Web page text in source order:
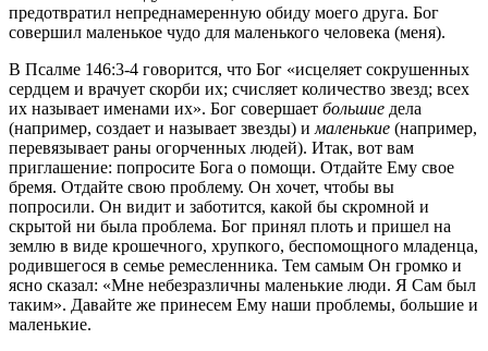
предотвратил непреднамеренную обиду моего друга. Бог
совершил маленькое чудо для маленького человека (меня).
В Псалме 146:3-4 говорится, что Бог «исцеляет сокрушенных
сердцем и врачует скорби их; счисляет количество звезд; всех
их называет именами их». Бог совершает большие дела
(например, создает и называет звезды) и маленькие (например,
перевязывает раны огорченных людей). Итак, вот вам
приглашение: попросите Бога о помощи. Отдайте Ему свое
бремя. Отдайте свою проблему. Он хочет, чтобы вы
попросили. Он видит и заботится, какой бы скромной и
скрытой ни была проблема. Бог принял плоть и пришел на
землю в виде крошечного, хрупкого, беспомощного младенца,
родившегося в семье ремесленника. Тем самым Он громко и
ясно сказал: «Мне небезразличны маленькие люди. Я Сам был
таким». Давайте же принесем Ему наши проблемы, большие и
маленькие.